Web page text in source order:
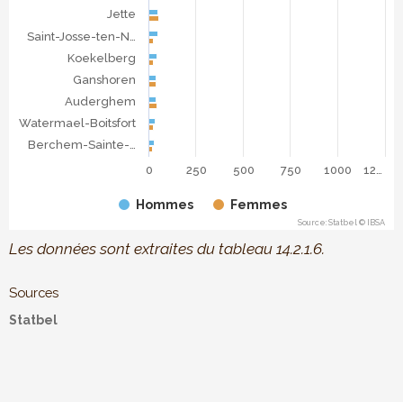
Hommes Femmes
Jette
Saint-Josse-ten-N…
Koekelberg
Ganshoren
Auderghem
Watermael-Boitsfort
Berchem-Sainte-…
0
1000
250 500 750 12…
Source: Statbel © IBSA
Les données sont extraites du tableau 14.2.1.6.
Sources
Statbel